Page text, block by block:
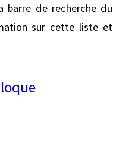
patterns set on a
de recherche du
sur cette liste et